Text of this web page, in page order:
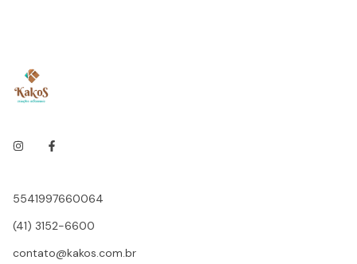
5541997660064
(41) 3152-6600
contato@kakos.com.br